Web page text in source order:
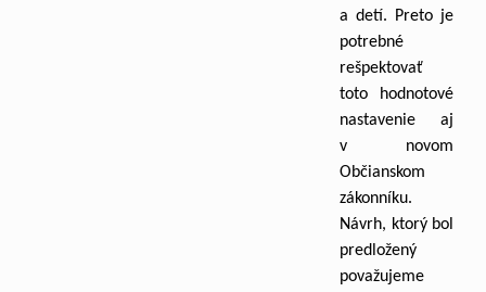
a detí. Preto je
potrebné
rešpektovať
toto hodnotové
nastavenie aj
v novom
Občianskom
zákonníku.
Návrh, ktorý bol
predložený
považujeme